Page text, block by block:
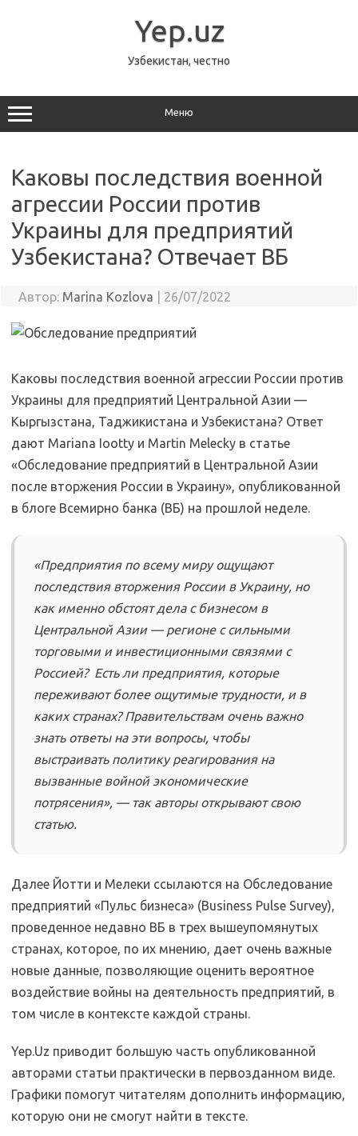
Yep.uz
Узбекистан, честно
Меню
Каковы последствия военной
агрессии России против
Украины для предприятий
Узбекистана? Отвечает ВБ
Автор: Marina Kozlova 26/07/2022
Каковы последствия военной агрессии России против
Украины для предприятий Центральной Азии —
Кыргызстана, Таджикистана и Узбекистана? Ответ
дают Mariana Iootty и Martin Melecky в статье
«Обследование предприятий в Центральной Азии
после вторжения России в Украину», опубликованной
в блоге Всемирно банка (ВБ) на прошлой неделе.
«Предприятия по всему миру ощущают
последствия вторжения России в Украину, но
как именно обстоят дела с бизнесом в
Центральной Азии — регионе с сильными
торговыми и инвестиционными связями с
Россией? Есть ли предприятия, которые
переживают более ощутимые трудности, и в
каких странах? Правительствам очень важно
знать ответы на эти вопросы, чтобы
выстраивать политику реагирования на
вызванные войной экономические
потрясения», — так авторы открывают свою
статью.
Далее Йотти и Мелеки ссылаются на Обследование
предприятий «Пульс бизнеса» (Business Pulse Survey),
проведенное недавно ВБ в трех вышеупомянутых
странах, которое, по их мнению, дает очень важные
новые данные, позволяющие оценить вероятное
воздействие войны на деятельность предприятий, в
том числе в контексте каждой страны.
Yep.Uz приводит большую часть опубликованной
авторами статьи практически в первозданном виде.
Графики помогут читателям дополнить информацию,
которую они не смогут найти в тексте.